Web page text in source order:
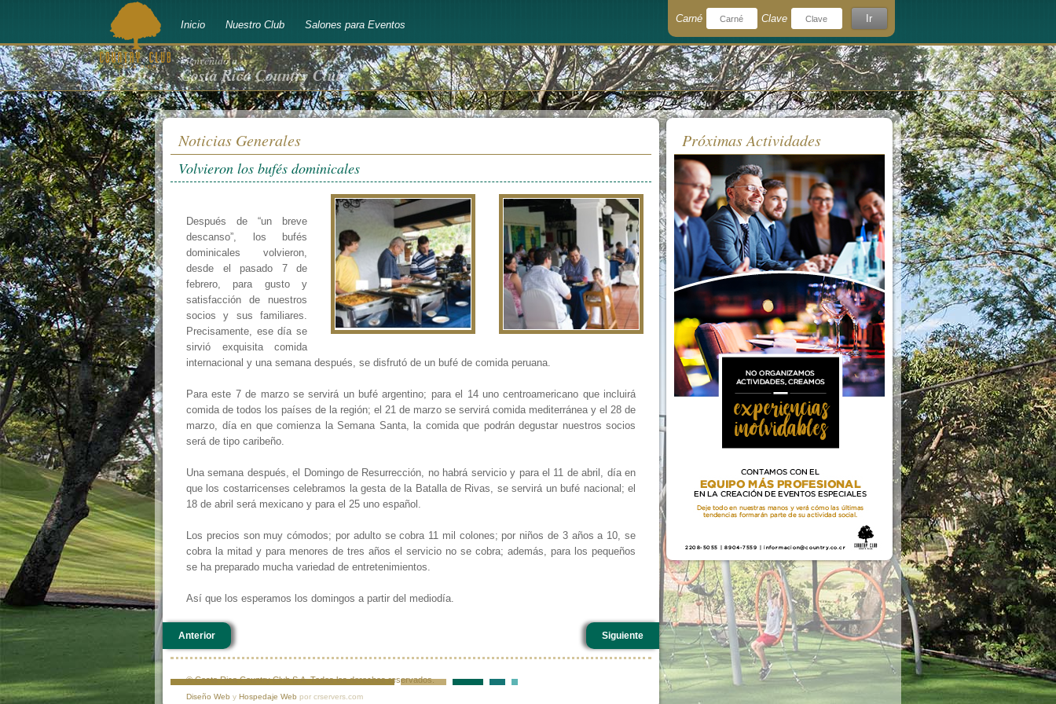
bienvenido a
Costa Rica Country Club
Inicio Nuestro Club Salones para Eventos
Carné Clave
Recuérdeme
Ir
¿Olvidó su clave?
Noticias Generales
Volvieron los bufés dominicales
Después de “un breve
descanso”, los bufés
dominicales volvieron,
desde el pasado 7 de
febrero, para gusto y
satisfacción de nuestros
socios y sus familiares.
Precisamente, ese día se
sirvió exquisita comida
internacional y una semana después, se disfrutó de un bufé de comida peruana.
Para este 7 de marzo se servirá un bufé argentino; para el 14 uno centroamericano que incluirá
comida de todos los países de la región; el 21 de marzo se servirá comida mediterránea y el 28 de
marzo, día en que comienza la Semana Santa, la comida que podrán degustar nuestros socios
será de tipo caribeño.
Una semana después, el Domingo de Resurrección, no habrá servicio y para el 11 de abril, día en
que los costarricenses celebramos la gesta de la Batalla de Rivas, se servirá un bufé nacional; el
18 de abril será mexicano y para el 25 uno español.
Los precios son muy cómodos; por adulto se cobra 11 mil colones; por niños de 3 años a 10, se
cobra la mitad y para menores de tres años el servicio no se cobra; además, para los pequeños
se ha preparado mucha variedad de entretenimientos.
Así que los esperamos los domingos a partir del mediodía.
Anterior Siguiente
© Costa Rica Country Club S.A. Todos los derechos reservados.
Diseño Web y Hospedaje Web por crservers.com
Próximas Actividades